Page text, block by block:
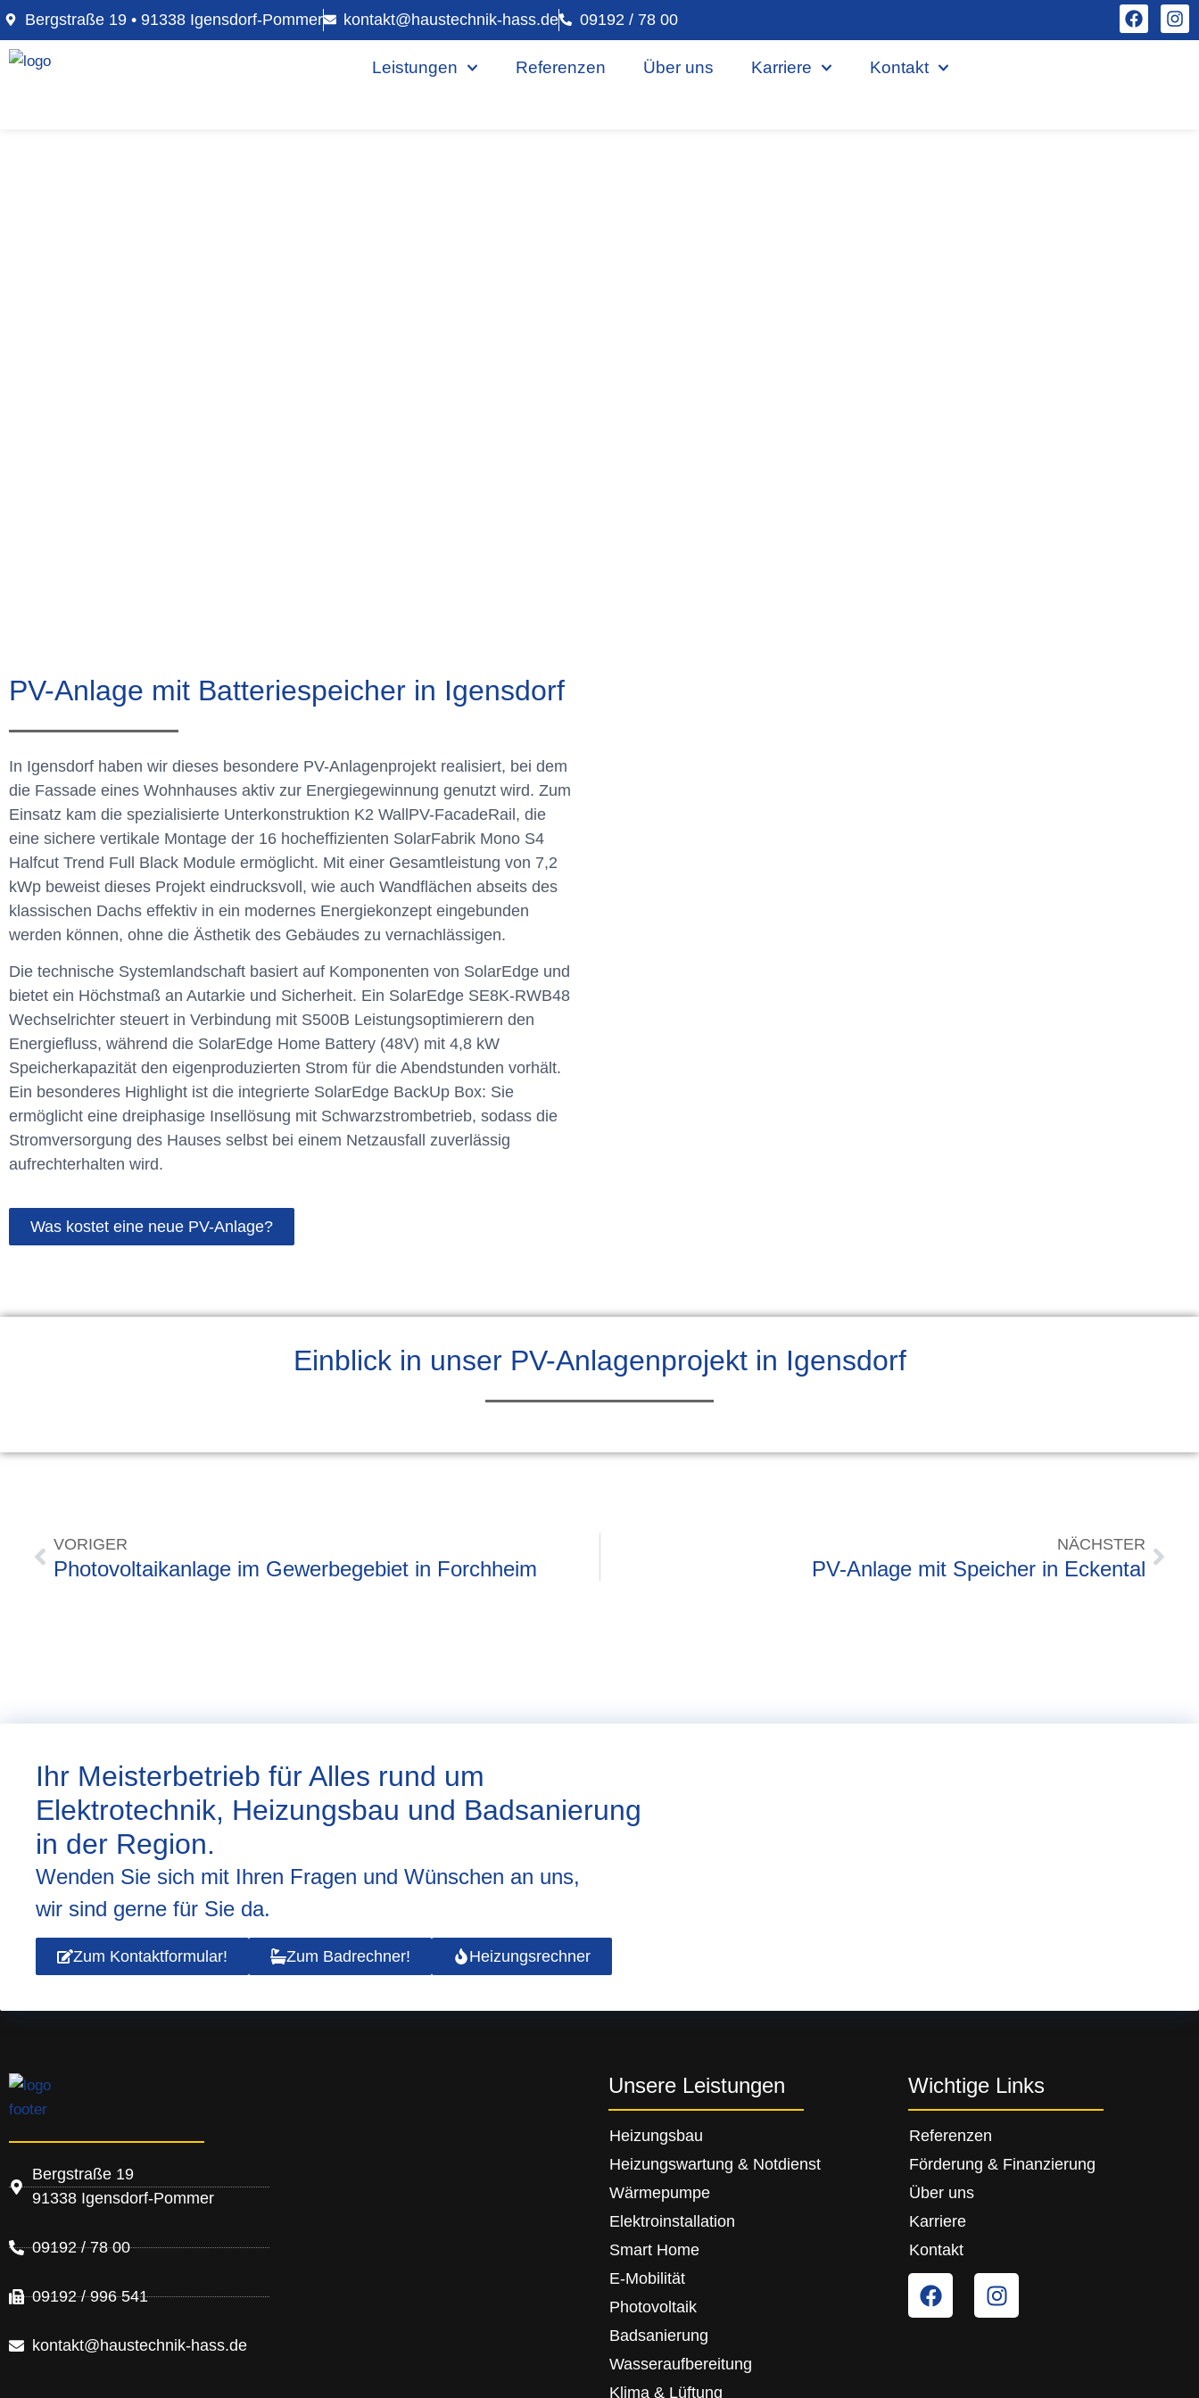
Bergstraße 19 • 91338 Igensdorf-Pommer kontakt@haustechnik-hass.de 09192 / 78 00
Leistungen Referenzen Über uns Karriere Kontakt
PV-Anlage mit Batteriespeicher in Igensdorf
In Igensdorf haben wir dieses besondere PV-Anlagenprojekt realisiert, bei dem
die Fassade eines Wohnhauses aktiv zur Energiegewinnung genutzt wird. Zum
Einsatz kam die spezialisierte Unterkonstruktion K2 WallPV-FacadeRail, die
eine sichere vertikale Montage der 16 hocheffizienten SolarFabrik Mono S4
Halfcut Trend Full Black Module ermöglicht. Mit einer Gesamtleistung von 7,2
kWp beweist dieses Projekt eindrucksvoll, wie auch Wandflächen abseits des
klassischen Dachs effektiv in ein modernes Energiekonzept eingebunden
werden können, ohne die Ästhetik des Gebäudes zu vernachlässigen.
Die technische Systemlandschaft basiert auf Komponenten von SolarEdge und
bietet ein Höchstmaß an Autarkie und Sicherheit. Ein SolarEdge SE8K-RWB48
Wechselrichter steuert in Verbindung mit S500B Leistungsoptimierern den
Energiefluss, während die SolarEdge Home Battery (48V) mit 4,8 kW
Speicherkapazität den eigenproduzierten Strom für die Abendstunden vorhält.
Ein besonderes Highlight ist die integrierte SolarEdge BackUp Box: Sie
ermöglicht eine dreiphasige Insellösung mit Schwarzstrombetrieb, sodass die
Stromversorgung des Hauses selbst bei einem Netzausfall zuverlässig
aufrechterhalten wird.
Was kostet eine neue PV-Anlage?
Einblick in unser PV-Anlagenprojekt in Igensdorf
VORIGER
Photovoltaikanlage im Gewerbegebiet in Forchheim
NÄCHSTER
PV-Anlage mit Speicher in Eckental
Ihr Meisterbetrieb für Alles rund um
Elektrotechnik, Heizungsbau und Badsanierung
in der Region.
Wenden Sie sich mit Ihren Fragen und Wünschen an uns,
wir sind gerne für Sie da.
Zum Kontaktformular! Zum Badrechner! Heizungsrechner
Bergstraße 19
91338 Igensdorf-Pommer
09192 / 78 00
09192 / 996 541
kontakt@haustechnik-hass.de
Unsere Leistungen
Heizungsbau
Heizungswartung & Notdienst
Wärmepumpe
Elektroinstallation
Smart Home
E-Mobilität
Photovoltaik
Badsanierung
Wasseraufbereitung
Klima & Lüftung
Wichtige Links
Referenzen
Förderung & Finanzierung
Über uns
Karriere
Kontakt